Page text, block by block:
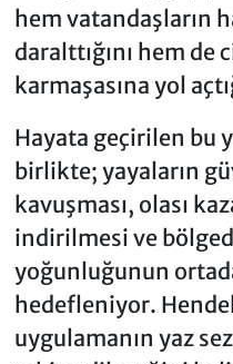
hem vatandaşların
daralttığını hem
karmaşasına yol
Hayata geçirilen bu
birlikte; yayaların
kavuşması, olası
indirilmesi ve
yoğunluğunun
hedefleniyor.
uygulamanın yaz